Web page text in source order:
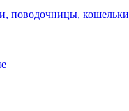
поводочницы, кошельки